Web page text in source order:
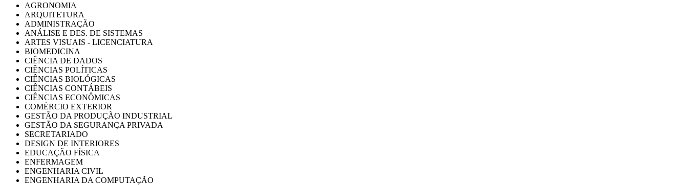
AGRONOMIA
ARQUITETURA
ADMINISTRAÇÃO
ANÁLISE E DES. DE SISTEMAS
ARTES VISUAIS - LICENCIATURA
BIOMEDICINA
CIÊNCIA DE DADOS
CIÊNCIAS POLÍTICAS
CIÊNCIAS BIOLÓGICAS
CIÊNCIAS CONTÁBEIS
CIÊNCIAS ECONÔMICAS
COMÉRCIO EXTERIOR
GESTÃO DA PRODUÇÃO INDUSTRIAL
GESTÃO DA SEGURANÇA PRIVADA
SECRETARIADO
DESIGN DE INTERIORES
EDUCAÇÃO FÍSICA
ENFERMAGEM
ENGENHARIA CIVIL
ENGENHARIA DA COMPUTAÇÃO